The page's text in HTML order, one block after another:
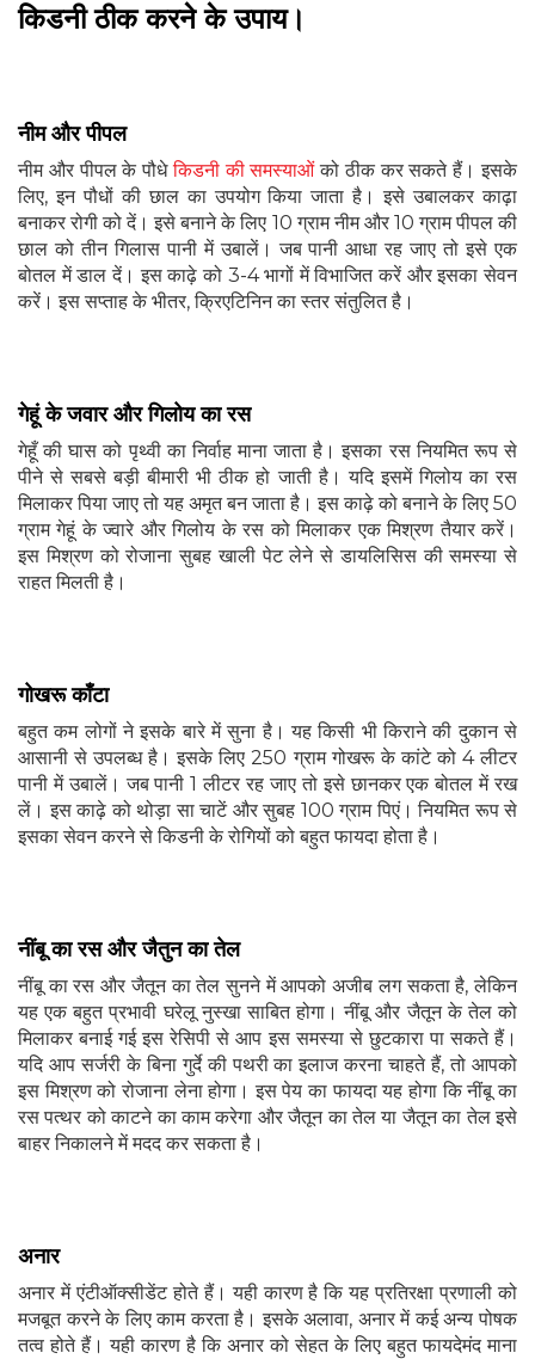
किडनी ठीक करने के उपाय।
नीम और पीपल
नीम और पीपल के पौधेकिडनी की समस्याओंको ठीक कर सकते हैं। इसके
लिए, इन पौधों की छाल का उपयोग किया जाता है। इसे उबालकर काढ़ा
बनाकर रोगी को दें। इसे बनाने के लिए 10 ग्राम नीम और 10 ग्राम पीपल की
छाल को तीन गिलास पानी में उबालें। जब पानी आधा रह जाए तो इसे एक
बोतल में डाल दें। इस काढ़े को 3-4 भागों में विभाजित करें और इसका सेवन
करें। इस सप्ताह के भीतर, क्रिएटिनिन का स्तर संतुलित है।
गेहूं के जवार और गिलोय का रस
गेहूँ की घास को पृथ्वी का निर्वाह माना जाता है। इसका रस नियमित रूप से
पीने से सबसे बड़ी बीमारी भी ठीक हो जाती है। यदि इसमें गिलोय का रस
मिलाकर पिया जाए तो यह अमृत बन जाता है। इस काढ़े को बनाने के लिए 50
ग्राम गेहूं के ज्वारे और गिलोय के रस को मिलाकर एक मिश्रण तैयार करें।
इस मिश्रण को रोजाना सुबह खाली पेट लेने से डायलिसिस की समस्या से
राहत मिलती है।
गोखरू काँटा
बहुत कम लोगों ने इसके बारे में सुना है। यह किसी भी किराने की दुकान से
आसानी से उपलब्ध है। इसके लिए 250 ग्राम गोखरू के कांटे को 4 लीटर
पानी में उबालें। जब पानी 1 लीटर रह जाए तो इसे छानकर एक बोतल में रख
लें। इस काढ़े को थोड़ा सा चाटें और सुबह 100 ग्राम पिएं। नियमित रूप से
इसका सेवन करने से किडनी के रोगियों को बहुत फायदा होता है।
नींबू का रस और जैतुन का तेल
नींबू का रस और जैतून का तेल सुनने में आपको अजीब लग सकता है, लेकिन
यह एक बहुत प्रभावी घरेलू नुस्खा साबित होगा। नींबू और जैतून के तेल को
मिलाकर बनाई गई इस रेसिपी से आप इस समस्या से छुटकारा पा सकते हैं।
यदि आप सर्जरी के बिना गुर्दे की पथरी का इलाज करना चाहते हैं, तो आपको
इस मिश्रण को रोजाना लेना होगा। इस पेय का फायदा यह होगा कि नींबू का
रस पत्थर को काटने का काम करेगा और जैतून का तेल या जैतून का तेल इसे
बाहर निकालने में मदद कर सकता है।
अनार
अनार में एंटीऑक्सीडेंट होते हैं। यही कारण है कि यह प्रतिरक्षा प्रणाली को
मजबूत करने के लिए काम करता है। इसके अलावा, अनार में कई अन्य पोषक
तत्व होते हैं। यही कारण है कि अनार को सेहत के लिए बहुत फायदेमंद माना